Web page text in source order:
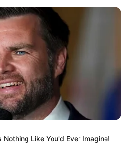
ΟΡΟΙ ΧΡΗΣΗΣ
Nothing Like You'd Ever Imagine!